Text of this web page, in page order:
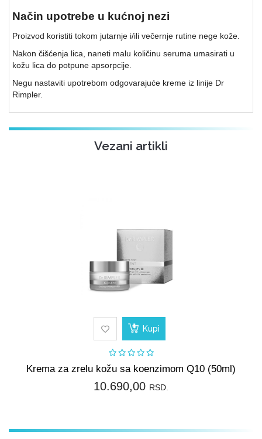
Način upotrebe u kućnoj nezi
Proizvod koristiti tokom jutarnje i/ili večernje rutine nege kože.
Nakon čišćenja lica, naneti malu količinu seruma umasirati u
kožu lica do potpune apsorpcije.
Negu nastaviti upotrebom odgovarajuće kreme iz linije Dr
Rimpler.
Vezani artikli
Kupi
Krema za zrelu kožu sa koenzimom Q10 (50ml)
10.690,00 RSD.